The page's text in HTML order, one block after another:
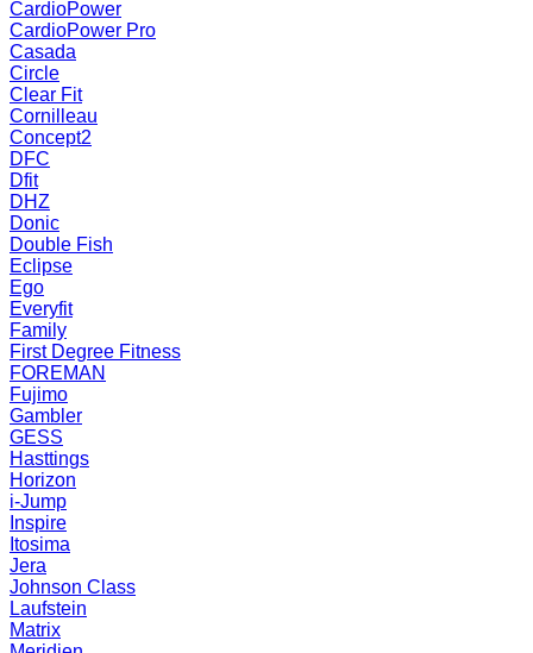
CardioPower
CardioPower Pro
Casada
Circle
Clear Fit
Cornilleau
Concept2
DFC
Dfit
DHZ
Donic
Double Fish
Eclipse
Ego
Everyfit
Family
First Degree Fitness
FOREMAN
Fujimo
Gambler
GESS
Hasttings
Horizon
i-Jump
Inspire
Itosima
Jera
Johnson Class
Laufstein
Matrix